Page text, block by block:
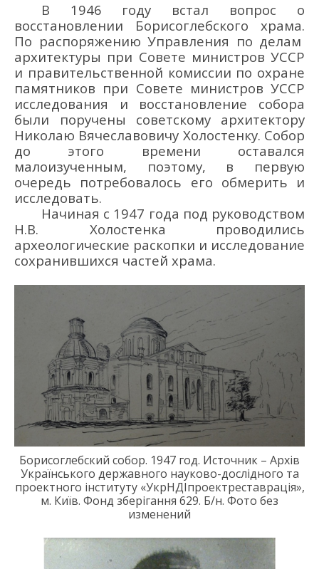
В 1946 году встал вопрос о
восстановлении Борисоглебского храма.
По распоряжению Управления по делам
архитектуры при Совете министров УССР
и правительственной комиссии по охране
памятников при Совете министров УССР
исследования и восстановление собора
были поручены советскому архитектору
Николаю Вячеславовичу Холостенку. Собор
до этого времени оставался
малоизученным, поэтому, в первую
очередь потребовалось его обмерить и
исследовать.
Начиная с 1947 года под руководством
Н.В. Холостенка
проводились
археологические раскопки и исследование
сохранившихся частей храма.
Борисоглебский собор. 1947 год. Источник – Архів
Українського державного науково-дослідного та
проектного інституту «УкрНДІпроектреставрація»,
м. Київ. Фонд зберігання 629. Б/н. Фото без
изменений